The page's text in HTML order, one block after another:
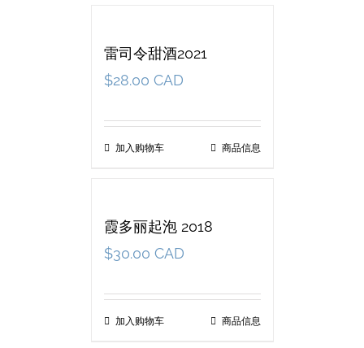
雷司令甜酒2021
$28.00 CAD
加入购物车 商品信息
霞多丽起泡 2018
$30.00 CAD
加入购物车 商品信息